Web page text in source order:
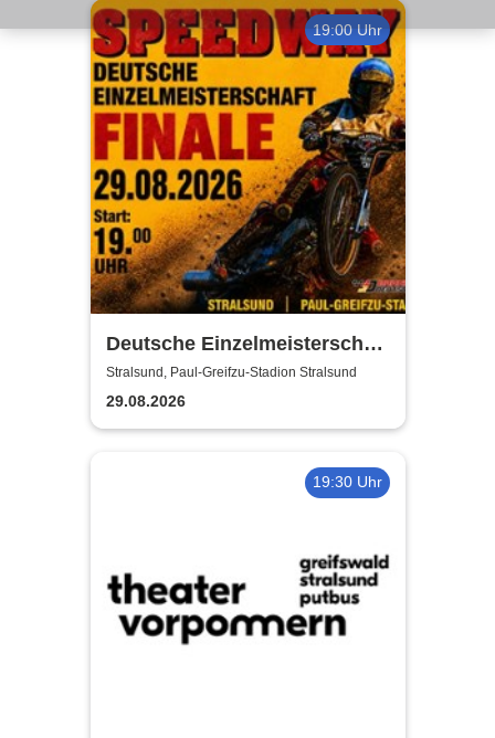
19:00 Uhr
Deutsche Einzelmeisterschaft
Finale | MC Nordstern
Stralsund
Stralsund, Paul-Greifzu-Stadion Stralsund
29.08.2026
19:30 Uhr